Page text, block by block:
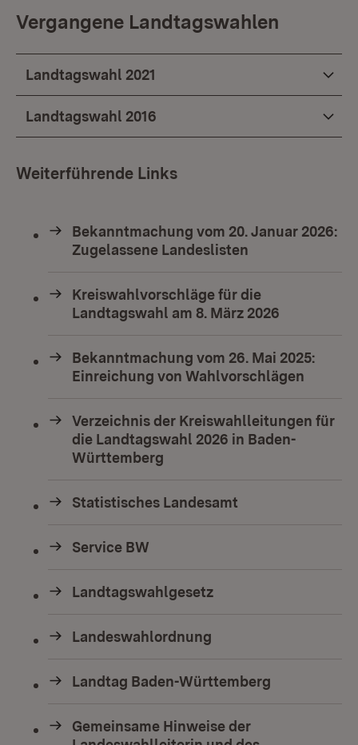
Vergangene Landtagswahlen
Landtagswahl 2021
Landtagswahl 2016
Weiterführende Links
Bekanntmachung vom 20. Januar 2026:
Zugelassene Landeslisten
Kreiswahlvorschläge für die
Landtagswahl am 8. März 2026
Bekanntmachung vom 26. Mai 2025:
Einreichung von Wahlvorschlägen
Verzeichnis der Kreiswahlleitungen für
die Landtagswahl 2026 in Baden-
Württemberg
Statistisches Landesamt
Service BW
Landtagswahlgesetz
Landeswahlordnung
Landtag Baden-Württemberg
Gemeinsame Hinweise der